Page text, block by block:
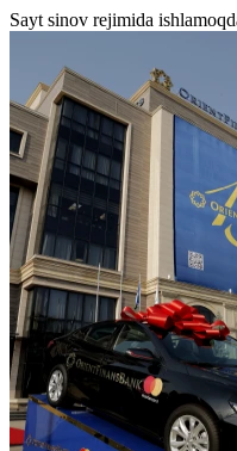
Sayt sinov rejimida